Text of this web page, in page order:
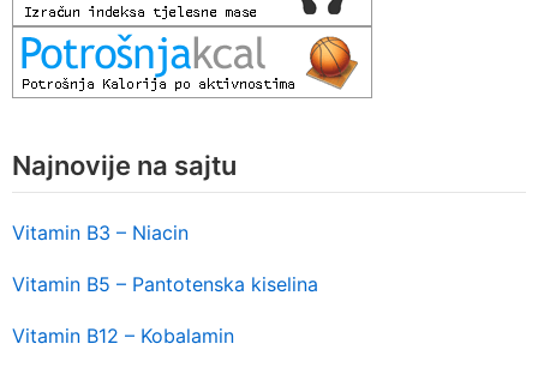
Najnovije na sajtu
Vitamin B3 – Niacin
Vitamin B5 – Pantotenska kiselina
Vitamin B12 – Kobalamin